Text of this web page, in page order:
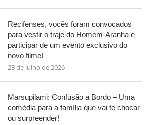
Recifenses, vocês foram convocados
para vestir o traje do Homem-Aranha e
participar de um evento exclusivo do
novo filme!
23 de julho de 2026
Marsupilami: Confusão a Bordo – Uma
comédia para a família que vai te chocar
ou surpreender!